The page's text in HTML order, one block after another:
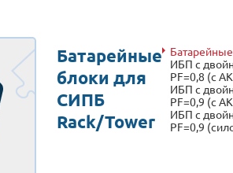
Батарейные
блоки для
СИПБ
Rack/Tower
ИБП с
PF=0,8 (с
ИБП с
PF=0,9 (с
ИБП с
PF=0,9